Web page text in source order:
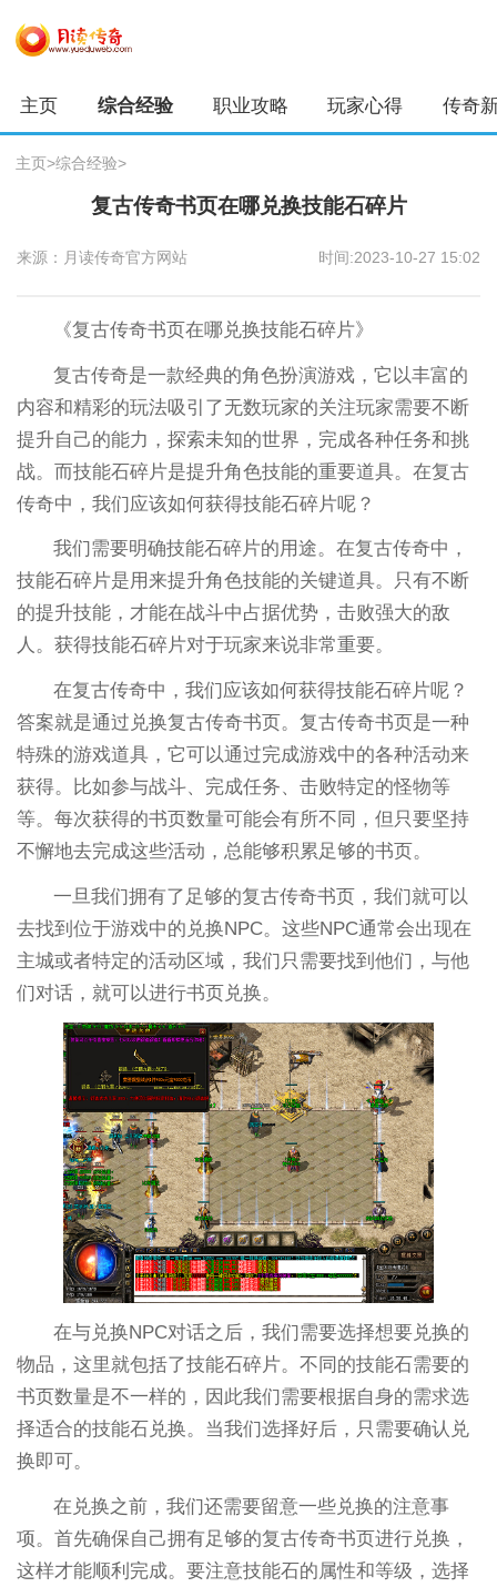
主页 综合经验 职业攻略 玩家心得 传奇
主页>综合经验>
复古传奇书页在哪兑换技能石碎片
来源：月读传奇官方网站 时间:2023-10-27 15:02
《复古传奇书页在哪兑换技能石碎片》
复古传奇是一款经典的角色扮演游戏，它以丰富的
内容和精彩的玩法吸引了无数玩家的关注玩家需要不断
提升自己的能力，探索未知的世界，完成各种任务和挑
战。而技能石碎片是提升角色技能的重要道具。在复古
传奇中，我们应该如何获得技能石碎片呢？
我们需要明确技能石碎片的用途。在复古传奇中，
技能石碎片是用来提升角色技能的关键道具。只有不断
的提升技能，才能在战斗中占据优势，击败强大的敌
人。获得技能石碎片对于玩家来说非常重要。
在复古传奇中，我们应该如何获得技能石碎片呢？
答案就是通过兑换复古传奇书页。复古传奇书页是一种
特殊的游戏道具，它可以通过完成游戏中的各种活动来
获得。比如参与战斗、完成任务、击败特定的怪物等
等。每次获得的书页数量可能会有所不同，但只要坚持
不懈地去完成这些活动，总能够积累足够的书页。
一旦我们拥有了足够的复古传奇书页，我们就可以
去找到位于游戏中的兑换NPC。这些NPC通常会出现在
主城或者特定的活动区域，我们只需要找到他们，与他
们对话，就可以进行书页兑换。
在与兑换NPC对话之后，我们需要选择想要兑换的
物品，这里就包括了技能石碎片。不同的技能石需要的
书页数量是不一样的，因此我们需要根据自身的需求选
择适合的技能石兑换。当我们选择好后，只需要确认兑
换即可。
在兑换之前，我们还需要留意一些兑换的注意事
项。首先确保自己拥有足够的复古传奇书页进行兑换，
这样才能顺利完成。要注意技能石的属性和等级，选择